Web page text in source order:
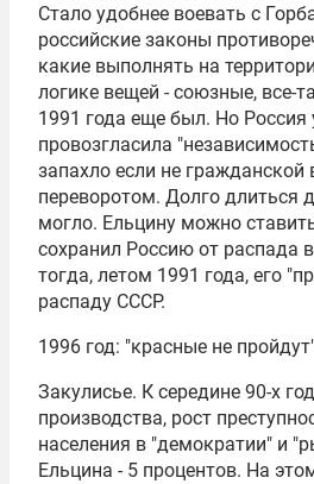
Стало удобнее воевать с
российские законы
какие выполнять на
логике вещей - союзные, все-
1991 года еще был. Но Россия
провозгласила
запахло если не
переворотом. Долго длиться
могло. Ельцину можно
сохранил Россию от распада
тогда, летом 1991 года, его
распаду СССР.
1996 год: "красные не
Закулисье. К середине 90-х
производства, рост
населения в "демократии" и
Ельцина - 5 процентов. На